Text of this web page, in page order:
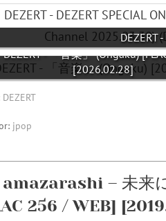
DEZERT
DEZERT - 「音楽」 (Ongaku)
[2026.02.28]
DEZERT
jpop
amazarashi – 未来
256 / WEB]